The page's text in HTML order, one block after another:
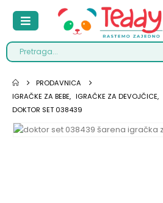
PRODAVNICA
IGRAČKE ZA BEBE, IGRAČKE ZA DEVOJČICE,
DOKTOR SET 038439